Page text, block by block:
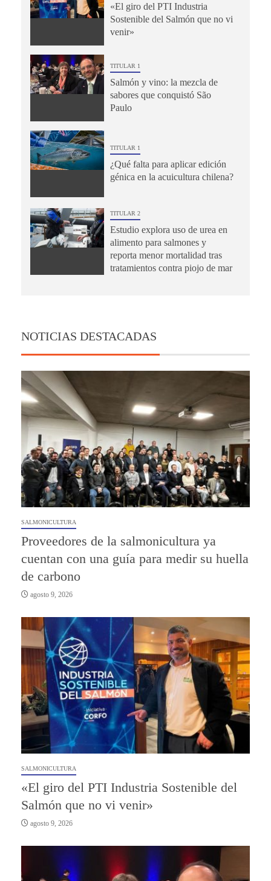
«El giro del PTI Industria
Sostenible del Salmón que no vi
venir»
TITULAR 1
Salmón y vino: la mezcla de
sabores que conquistó São
Paulo
TITULAR 1
¿Qué falta para aplicar edición
génica en la acuicultura chilena?
TITULAR 2
Estudio explora uso de urea en
alimento para salmones y
reporta menor mortalidad tras
tratamientos contra piojo de mar
NOTICIAS DESTACADAS
SALMONICULTURA
Proveedores de la salmonicultura ya
cuentan con una guía para medir su huella
de carbono
agosto 9, 2026
SALMONICULTURA
«El giro del PTI Industria Sostenible del
Salmón que no vi venir»
agosto 9, 2026